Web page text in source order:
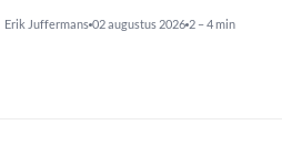
Erik Juffermans 02 augustus 2026 2 – 4 min